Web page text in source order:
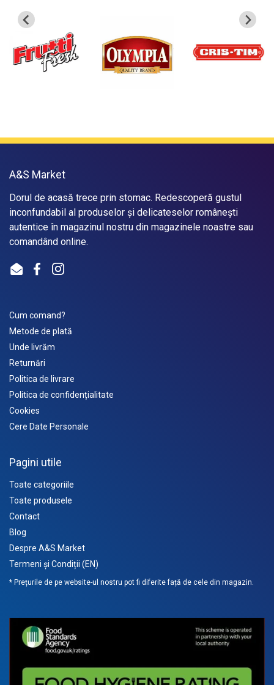
A&S Market
Dorul de acasă trece prin stomac. Redescoperă gustul
inconfundabil al produselor și delicateselor românești
autentice în magazinul nostru din magazinele noastre sau
comandând online.
EmailFacebookInstagram
Cum comand?
Metode de plată
Unde livrăm
Returnări
Politica de livrare
Politica de confidențialitate
Cookies
Cere Date Personale
Pagini utile
Toate categoriile
Toate produsele
Contact
Blog
Despre A&S Market
Termeni și Condiții (EN)
* Prețurile de pe website-ul nostru pot fi diferite față de cele din magazin.